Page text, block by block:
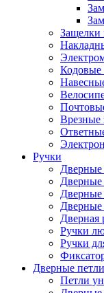
Защелки
Кодовые
Врезные
Ручки
Дверные
Дверные
Дверные
Дверные
Дверная
Ручки
Ручки
Дверные петли
Петли